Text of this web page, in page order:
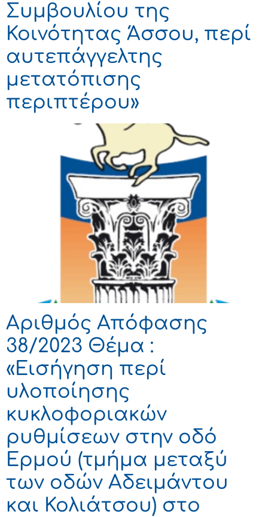
Συμβουλίου της
Κοινότητας Άσσου, περί
αυτεπάγγελτης
μετατόπισης
περιπτέρου»
Αριθμός Απόφασης
38/2023 Θέμα :
«Εισήγηση περί
υλοποίησης
κυκλοφοριακών
ρυθμίσεων στην οδό
Ερμού (τμήμα μεταξύ
των οδών Αδειμάντου
και Κολιάτσου) στο